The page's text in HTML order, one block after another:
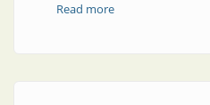
Read moreabout Una nueva